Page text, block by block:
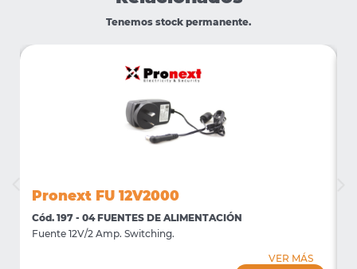
Tenemos stock permanente.
Pronext FU 12V2000
Cód. 197 - 04 FUENTES DE ALIMENTACIÓN
Fuente 12V/2 Amp. Switching.
VER MÁS